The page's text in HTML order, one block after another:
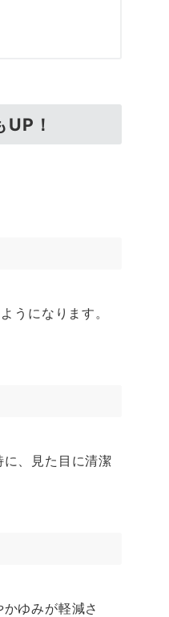
！
うになります。
、見た目に清潔
ゆみが軽減さ